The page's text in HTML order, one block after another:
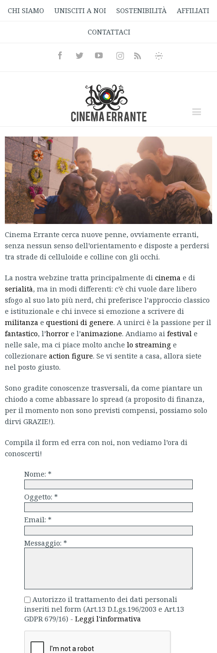
CHI SIAMO UNISCITI A NOI SOSTENIBILITÀ AFFILIATI
CONTATTACI
FacebookTwitterYoutubeInstagramRss
Informativa
Cinema Errante cerca nuove penne, ovviamente erranti,
senza nessun senso dell’orientamento e disposte a perdersi
tra strade di celluloide e colline con gli occhi.
La nostra webzine tratta principalmente di cinema e di
serialità, ma in modi differenti: c’è chi vuole dare libero
sfogo al suo lato più nerd, chi preferisce l’approccio classico
e istituzionale e chi invece si emozione a scrivere di
militanza e questioni di genere. A unirci è la passione per il
fantastico, l’horror e l’animazione. Andiamo ai festival e
nelle sale, ma ci piace molto anche lo streaming e
collezionare action figure. Se vi sentite a casa, allora siete
nel posto giusto.
Sono gradite conoscenze trasversali, da come piantare un
chiodo a come abbassare lo spread (a proposito di finanza,
per il momento non sono previsti compensi, possiamo solo
dirvi GRAZIE!).
Compila il form ed erra con noi, non vediamo l’ora di
conoscerti!
Nome: *
Oggetto: *
Email: *
Messaggio: *
Autorizzo il trattamento dei dati personali
inseriti nel form (Art.13 D.Lgs.196/2003 e Art.13
GDPR 679/16) - Leggi l'informativa